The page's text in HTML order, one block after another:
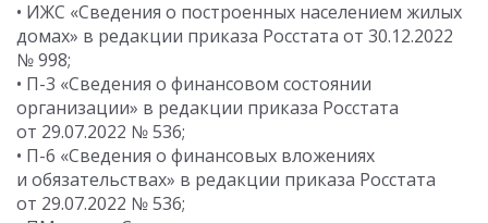
• ИЖС «Сведения о построенных населением жилых
домах» в редакции приказа Росстата от 30.12.2022
№ 998;
• П-3 «Сведения о финансовом состоянии
организации» в редакции приказа Росстата
от 29.07.2022 № 536;
• П-6 «Сведения о финансовых вложениях
и обязательствах» в редакции приказа Росстата
от 29.07.2022 № 536;